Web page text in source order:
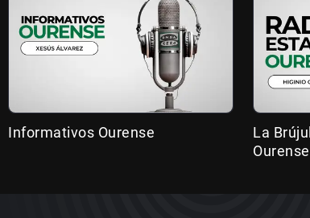
Informativos Ourense
La
Ourense